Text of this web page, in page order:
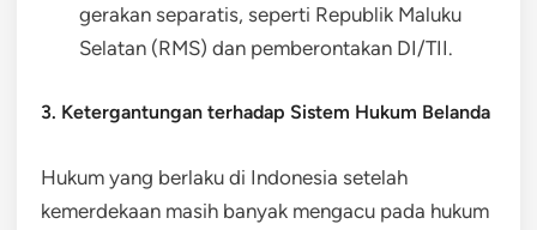
gerakan separatis, seperti Republik Maluku
Selatan (RMS) dan pemberontakan DI/TII.
3. Ketergantungan terhadap Sistem Hukum Belanda
Hukum yang berlaku di Indonesia setelah
kemerdekaan masih banyak mengacu pada hukum